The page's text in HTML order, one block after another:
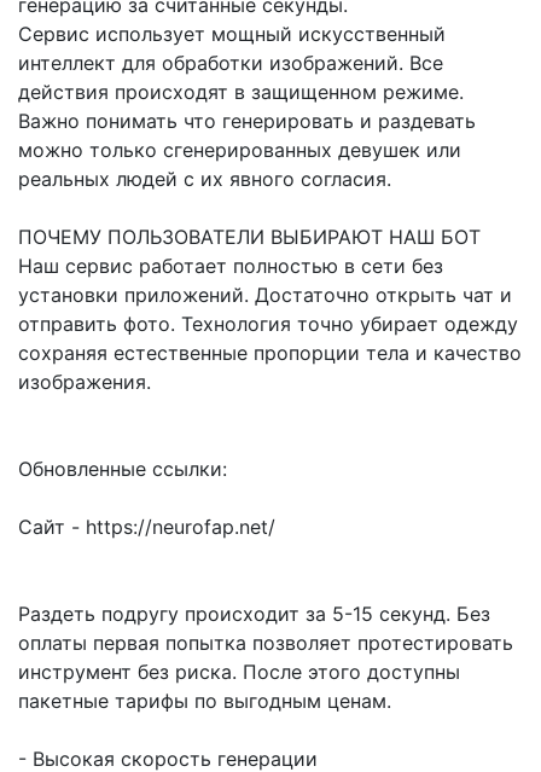
генерацию за считанные секунды.
Сервис использует мощный искусственный
интеллект для обработки изображений. Все
действия происходят в защищенном режиме.
Важно понимать что генерировать и раздевать
можно только сгенерированных девушек или
реальных людей с их явного согласия.
ПОЧЕМУ ПОЛЬЗОВАТЕЛИ ВЫБИРАЮТ НАШ БОТ
Наш сервис работает полностью в сети без
установки приложений. Достаточно открыть чат и
отправить фото. Технология точно убирает одежду
сохраняя естественные пропорции тела и качество
изображения.
Обновленные ссылки:
Сайт - https://neurofap.net/
Раздеть подругу происходит за 5-15 секунд. Без
оплаты первая попытка позволяет протестировать
инструмент без риска. После этого доступны
пакетные тарифы по выгодным ценам.
- Высокая скорость генерации